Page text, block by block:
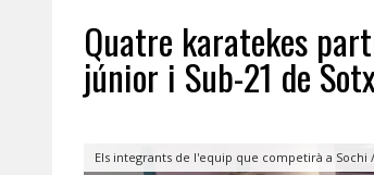
Quatre karatekes
júnior i Sub-21 de
Els integrants de l'equip que competirà a Sochi